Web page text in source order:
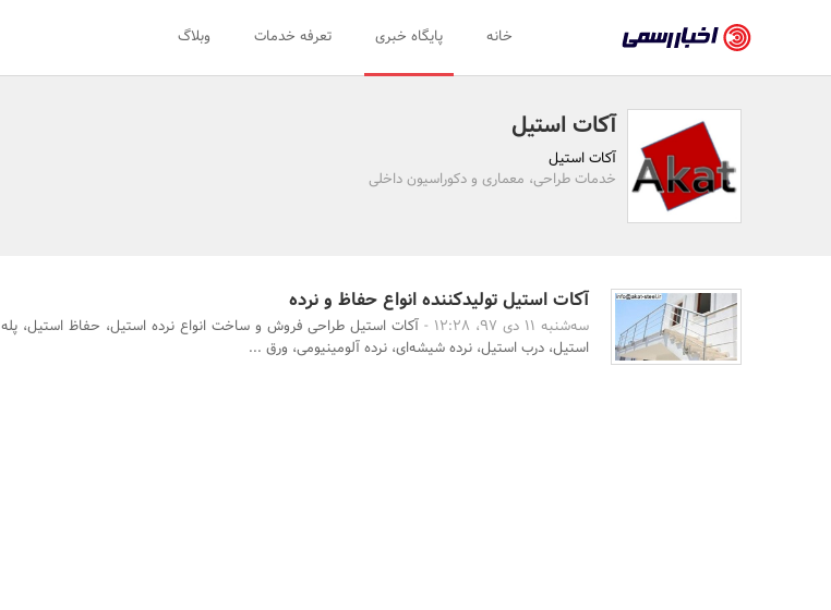
رسمی
-
اخبار
تایید
سازمان‌ها
و
روابط
خانه پایگاه خبری تعرفه خدمات وبلاگ
آکات استیل
آکات استیل
خدمات طراحی، معماری و دکوراسیون داخلی
آکات استیل تولیدکننده انواع حفاظ و نرده
سه‌شنبه 11 دی 97، 12:28 -
آکات استیل طراحی فروش و ساخت انواع نرده استیل، حفاظ استیل، پله
استیل، درب استیل، نرده شیشه‌ای، نرده آلومینیومی، ورق ...